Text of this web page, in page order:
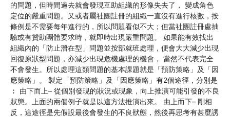
的問題，但時間過去就會發現互助組織的形像失去了， 變成角色
定位的嚴重問題。又或者屬社團註冊的組織一直沒有進行核數，按
條例是不需要每年進行的，所以問題看似不大；但當社團註冊處抽
驗或有贊助團體要求時，就即時出現嚴重問題。 如果能有效找出
組織內的「防止潛在型」問題並按部就班處理，便會大大減少出現
回復原狀型問題，亦減少出現危機處理的機會， 當然不代表完全
不會發生。所以處理這類問題的基本課題就是「預防策略」及「因
應策略」。 製定「預防策略」及「因應策略」有2個途徑，分別是
︰ 由下而上– 從個別發現的狀況或現象，向上推演可能引發的不良
狀態。上面的兩個例子就是以這方法推演出來。 由上而下– 剛相
反，這途徑是先假設最後會發生的不良狀態，然後再思考有甚麼誘